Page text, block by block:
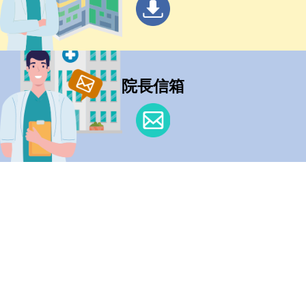
院長信箱